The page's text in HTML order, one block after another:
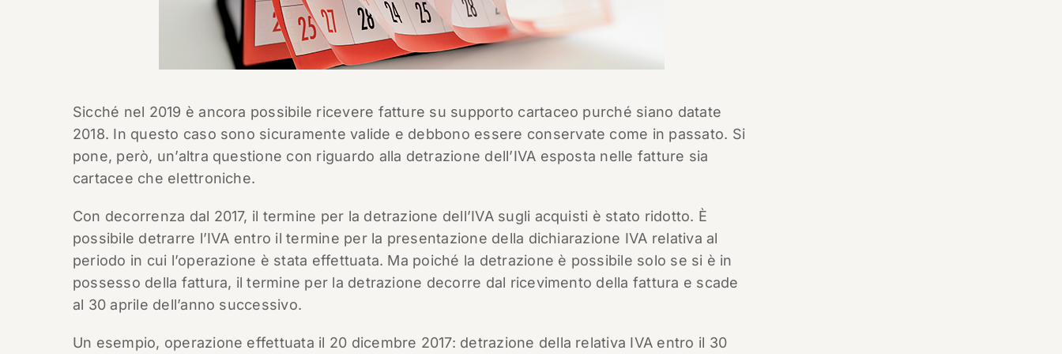
Sicché nel 2019 è ancora possibile ricevere fatture su supporto cartaceo purché siano datate
2018. In questo caso sono sicuramente valide e debbono essere conservate come in passato. Si
pone, però, un’altra questione con riguardo alla detrazione dell’IVA esposta nelle fatture sia
cartacee che elettroniche.
Con decorrenza dal 2017, il termine per la detrazione dell’IVA sugli acquisti è stato ridotto. È
possibile detrarre l’IVA entro il termine per la presentazione della dichiarazione IVA relativa al
periodo in cui l’operazione è stata effettuata. Ma poiché la detrazione è possibile solo se si è in
possesso della fattura, il termine per la detrazione decorre dal ricevimento della fattura e scade
al 30 aprile dell’anno successivo.
Un esempio, operazione effettuata il 20 dicembre 2017: detrazione della relativa IVA entro il 30